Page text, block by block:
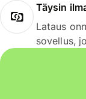
Täysin
Lataus
sovellus,